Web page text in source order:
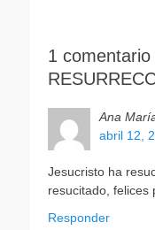
1
Ana
abril 12,
Jesucristo ha
resucitado, felices
Responder